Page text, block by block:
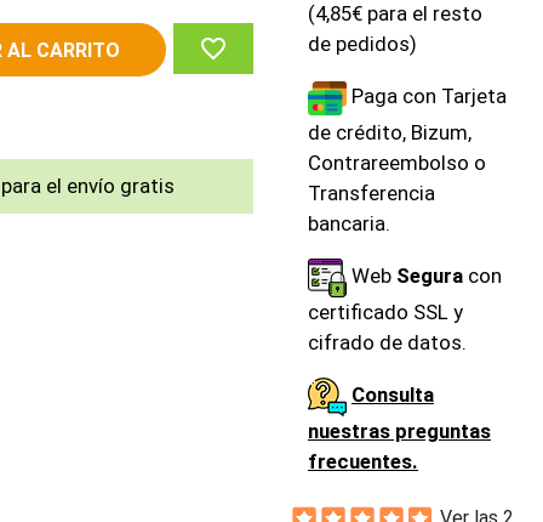
AL CARRITO favorite_border
el envío gratis
(4,85€ para el resto
de pedidos)
Paga con Tarjeta
de crédito, Bizum,
Contrareembolso o
Transferencia
bancaria.
Web Seguracon
certificado SSL y
cifrado de datos.
Consulta
nuestras preguntas
frecuentes.